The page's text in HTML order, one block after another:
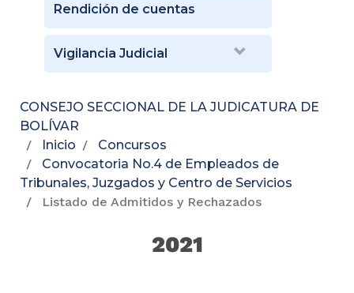
Rendición de cuentas
Vigilancia Judicial
CONSEJO SECCIONAL DE LA JUDICATURA DE
BOLÍVAR
Inicio
Concursos
Convocatoria No.4 de Empleados de
Tribunales, Juzgados y Centro de Servicios
Listado de Admitidos y Rechazados
2021